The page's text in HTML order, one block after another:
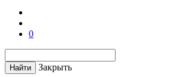
0
Найти Закрыть